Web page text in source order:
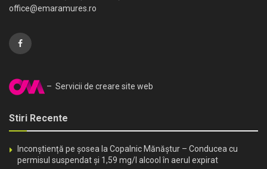
office@emaramures.ro
– Servicii de creare site web
Stiri Recente
Inconștiență pe șosea la Copalnic Mănăștur – Conducea cu
permisul suspendat și 1,59 mg/l alcool în aerul expirat